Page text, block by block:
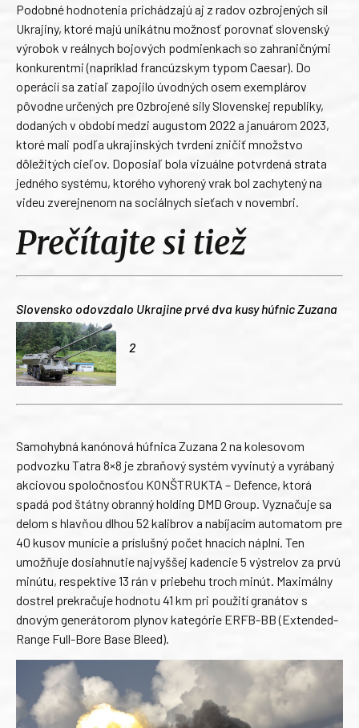
Podobné hodnotenia prichádzajú aj z radov ozbrojených síl
Ukrajiny, ktoré majú unikátnu možnosť porovnať slovenský
výrobok v reálnych bojových podmienkach so zahraničnými
konkurentmi (napríklad francúzskym typom Caesar). Do
operácií sa zatiaľ zapojilo úvodných osem exemplárov
pôvodne určených pre Ozbrojené sily Slovenskej republiky,
dodaných v období medzi augustom 2022 a januárom 2023,
ktoré mali podľa ukrajinských tvrdení zničiť množstvo
dôležitých cieľov. Doposiaľ bola vizuálne potvrdená strata
jedného systému, ktorého vyhorený vrak bol zachytený na
videu zverejnenom na sociálnych sieťach v novembri.
Prečítajte si tiež
Slovensko odovzdalo Ukrajine prvé dva kusy húfnic Zuzana
2
Samohybná kanónová húfnica Zuzana 2 na kolesovom
podvozku Tatra 8×8 je zbraňový systém vyvinutý a vyrábaný
akciovou spoločnosťou KONŠTRUKTA – Defence, ktorá
spadá pod štátny obranný holding DMD Group. Vyznačuje sa
delom s hlavňou dlhou 52 kalibrov a nabíjacím automatom pre
40 kusov munície a príslušný počet hnacích náplní. Ten
umožňuje dosiahnutie najvyššej kadencie 5 výstrelov za prvú
minútu, respektíve 13 rán v priebehu troch minút. Maximálny
dostrel prekračuje hodnotu 41 km pri použití granátov s
dnovým generátorom plynov kategórie ERFB-BB (Extended-
Range Full-Bore Base Bleed).